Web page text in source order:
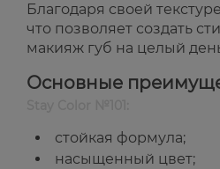
Благодаря своей
что позволяет создать
макияж губ на целый
Основные
стойкая формула;
насыщенный цвет;